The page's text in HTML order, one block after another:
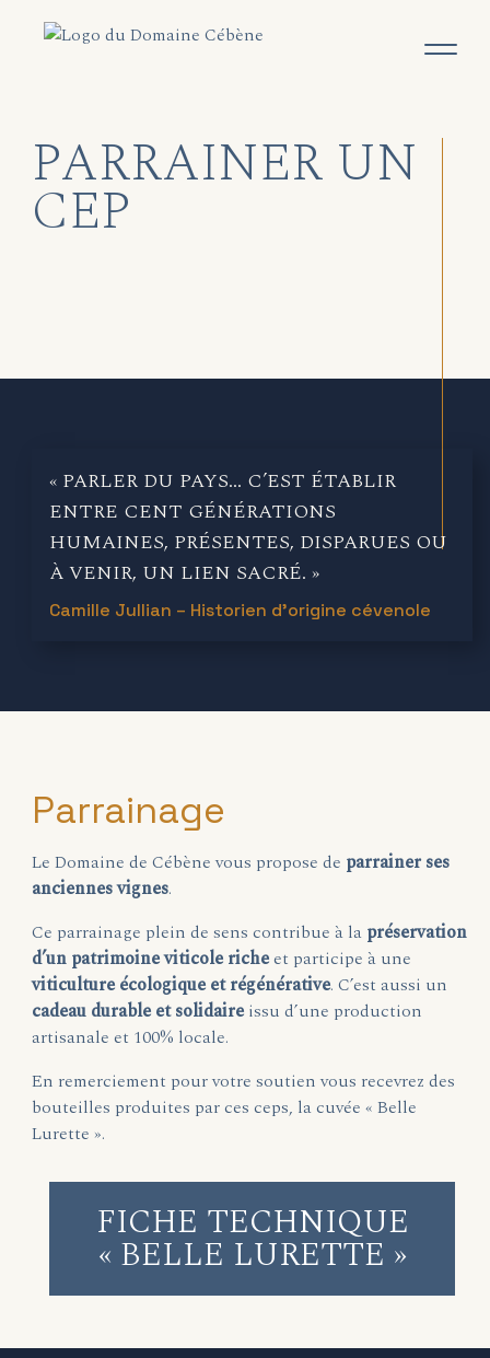
PARRAINER UN
CEP
« PARLER DU PAYS… C’EST ÉTABLIR
ENTRE CENT GÉNÉRATIONS
HUMAINES, PRÉSENTES, DISPARUES OU
À VENIR, UN LIEN SACRÉ. »
Camille Jullian – Historien d’origine cévenole
Parrainage
Le Domaine de Cébène vous propose de parrainer ses
anciennes vignes.
Ce parrainage plein de sens contribue à la préservation
d’un patrimoine viticole richeet participe à une
viticulture écologique et régénérative. C’est aussi un
cadeau durable et solidaire issu d’une production
artisanale et 100% locale.
En remerciement pour votre soutien vous recevrez des
bouteilles produites par ces ceps, la cuvée « Belle
Lurette ».
FICHE TECHNIQUE
« BELLE LURETTE »